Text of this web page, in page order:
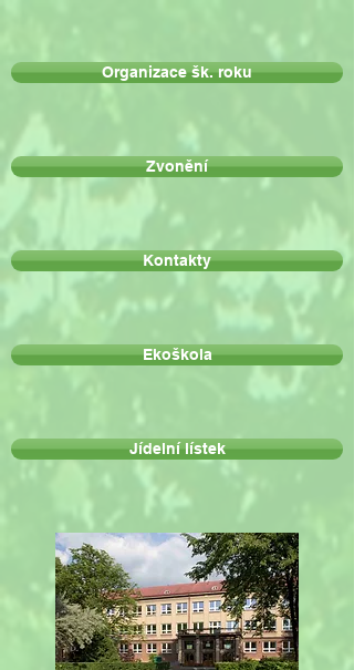
Organizace šk. roku
Zvonění
Kontakty
Ekoškola
Jídelní lístek